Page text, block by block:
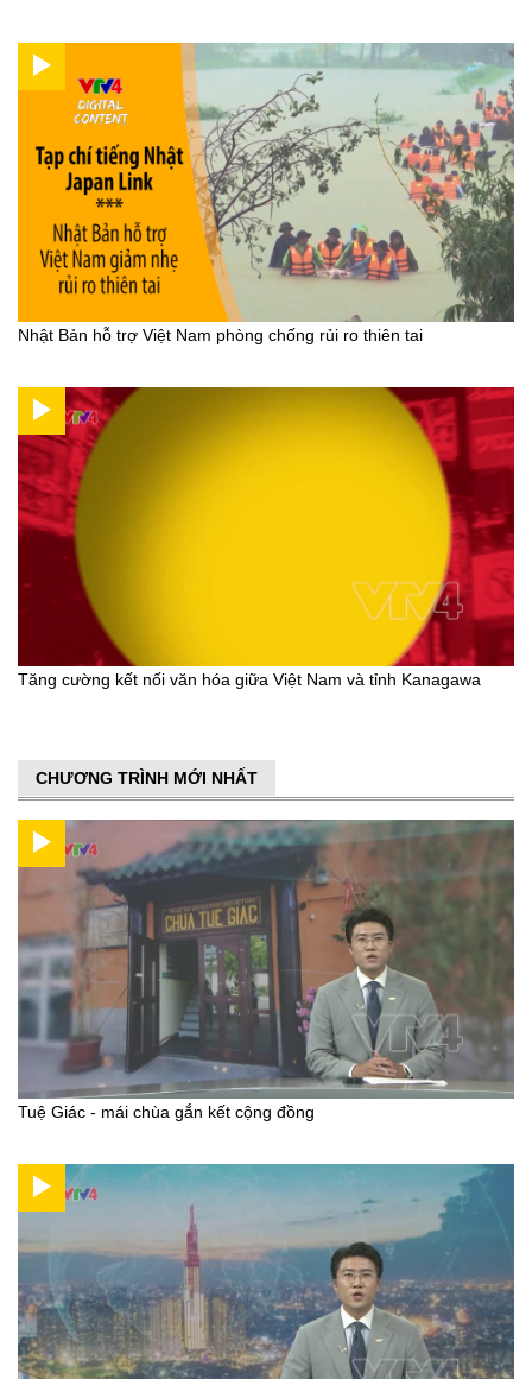
Nhật Bản hỗ trợ Việt Nam phòng chống rủi ro thiên tai
Tăng cường kết nối văn hóa giữa Việt Nam và tỉnh Kanagawa
CHƯƠNG TRÌNH MỚI NHẤT
Tuệ Giác - mái chùa gắn kết cộng đồng